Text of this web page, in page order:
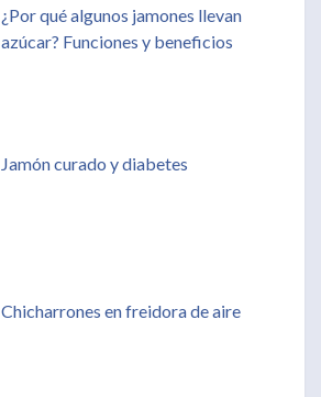
¿Por qué algunos jamones llevan
azúcar? Funciones y beneficios
Jamón curado y diabetes
Chicharrones en freidora de aire